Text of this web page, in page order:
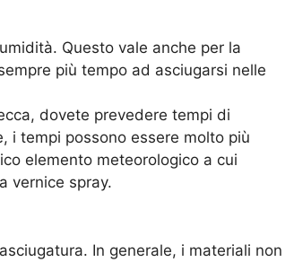
Questo vale anche per la
più tempo ad asciugarsi nelle
dovete prevedere tempi di
i tempi possono essere molto più
elemento meteorologico a cui
vernice spray.
In generale, i materiali non